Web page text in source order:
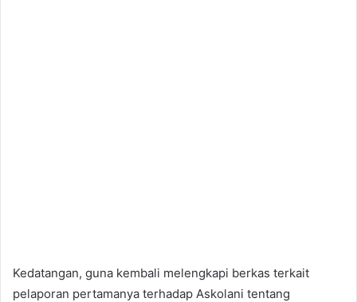
Kedatangan, guna kembali melengkapi berkas terkait
pelaporan pertamanya terhadap Askolani tentang